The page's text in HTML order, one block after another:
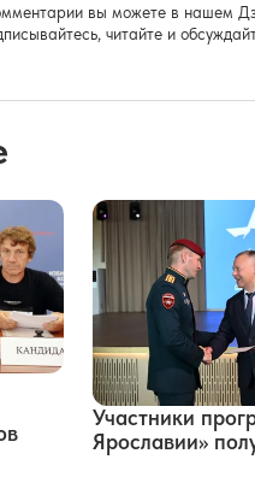
вы можете в нашем
читайте и
Участники
Ярославии»